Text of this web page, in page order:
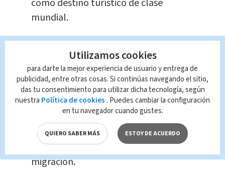
como destino turístico de clase
mundial.
El reto ahora será mantener y superar
este estándar.Entre los planes
inmediatos destacan la
implementación de biometría en
controles migratorios y la
incorporación de nuevas tecnologías
para optimizar tiempos de espera en
puntos de contacto como seguridad y
migración.
Utilizamos cookies
para darte la mejor experiencia de usuario y entrega de
publicidad, entre otras cosas. Si continúas navegando el sitio,
das tu consentimiento para utilizar dicha tecnología, según
nuestra Política de cookies . Puedes cambiar la configuración
en tu navegador cuando gustes.
QUIERO SABER MÁS ESTOY DE ACUERDO